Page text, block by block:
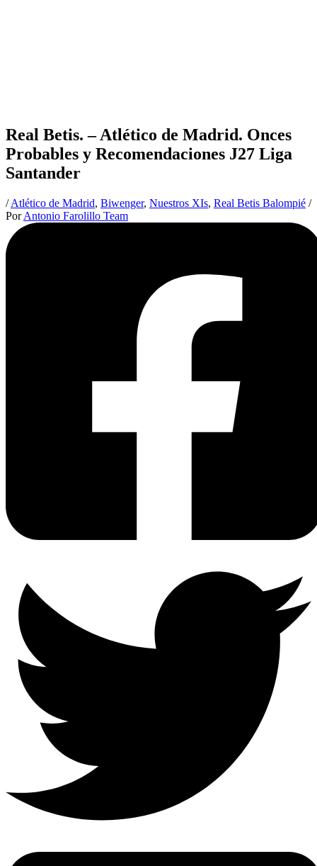
Real Betis. – Atlético de Madrid. Onces
Probables y Recomendaciones J27 Liga
Santander
/Atlético de Madrid, Biwenger, Nuestros XIs, Real Betis Balompié /
PorAntonio Farolillo Team